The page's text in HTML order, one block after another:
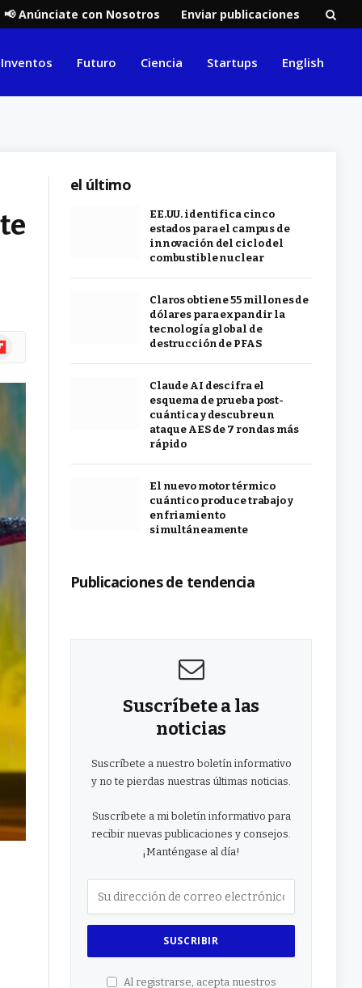
📢 Anúnciate con Nosotros Enviar publicaciones
Inventos Futuro Ciencia Startups English
el último
EE.UU. identifica cinco
estados para el campus de
innovación del ciclo del
combustible nuclear
Claros obtiene 55 millones de
dólares para expandir la
tecnología global de
destrucción de PFAS
Claude AI descifra el
esquema de prueba post-
cuántica y descubre un
ataque AES de 7 rondas más
rápido
El nuevo motor térmico
cuántico produce trabajo y
enfriamiento
simultáneamente
Publicaciones de tendencia
Suscríbete a las
noticias
Suscríbete a nuestro boletín informativo
y no te pierdas nuestras últimas noticias.
Suscríbete a mi boletín informativo para
recibir nuevas publicaciones y consejos.
¡Manténgase al día!
Al registrarse, acepta nuestros